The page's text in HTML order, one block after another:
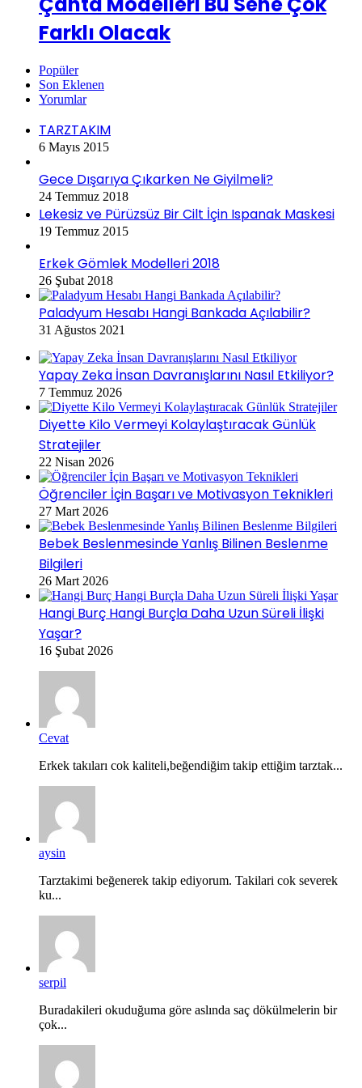
Farklı Olacak
Popüler
Son Eklenen
Yorumlar
TARZTAKIM
6 Mayıs 2015
Gece Dışarıya Çıkarken Ne Giyilmeli?
24 Temmuz 2018
Lekesiz ve Pürüzsüz Bir Cilt İçin Ispanak Maskesi
19 Temmuz 2015
Erkek Gömlek Modelleri 2018
26 Şubat 2018
Paladyum Hesabı Hangi Bankada Açılabilir?
31 Ağustos 2021
Yapay Zeka İnsan Davranışlarını Nasıl Etkiliyor?
7 Temmuz 2026
Diyette Kilo Vermeyi Kolaylaştıracak Günlük
Stratejiler
22 Nisan 2026
Öğrenciler İçin Başarı ve Motivasyon Teknikleri
27 Mart 2026
Bebek Beslenmesinde Yanlış Bilinen Beslenme
Bilgileri
26 Mart 2026
Hangi Burç Hangi Burçla Daha Uzun Süreli İlişki
Yaşar?
16 Şubat 2026
Cevat
Erkek takıları cok kaliteli,beğendiğim takip ettiğim tarztak...
aysin
Tarztakimi beğenerek takip ediyorum. Takilari cok severek
ku...
serpil
Buradakileri okuduğuma göre aslında saç dökülmelerin bir
çok...